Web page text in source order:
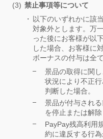
禁止事項等について
以下のいずれかに該
対象外とします。万
った後にお客様が以
した場合、お客様に
ボーナスの付与は全
景品の取得に関
状況により不正
判断した場合。
景品が付与され
を停止または解除
PayPay残高利用
約に違反する行